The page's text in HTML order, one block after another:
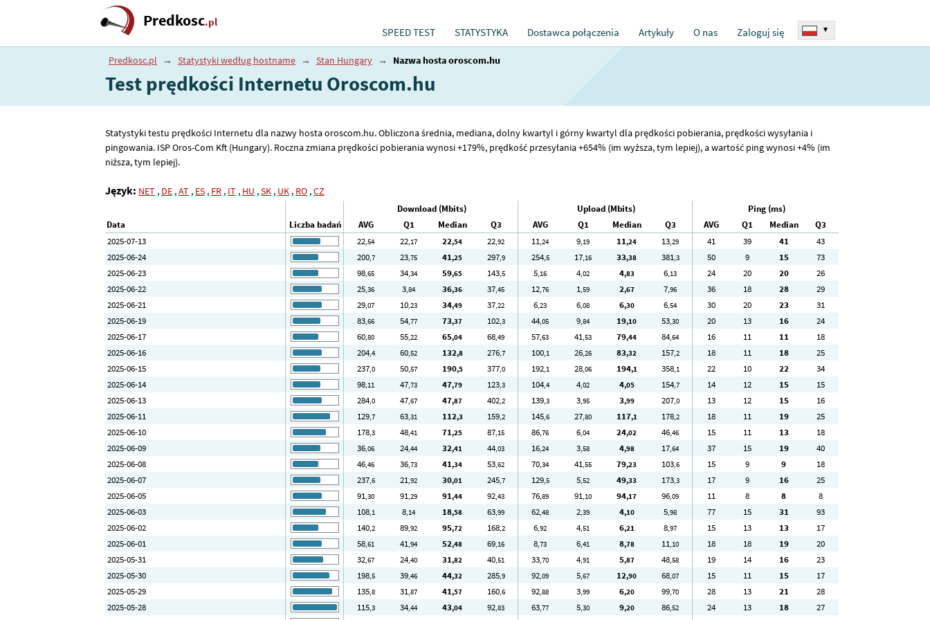
Predkosc.pl
SPEED TEST STATYSTYKA Dostawca połączenia Artykuły O nas Zaloguj się ▾
Predkosc.pl → Statystyki według hostname → Stan Hungary → Nazwa hosta oroscom.hu
Test prędkości Internetu Oroscom.hu
Statystyki testu prędkości Internetu dla nazwy hosta oroscom.hu. Obliczona średnia, mediana, dolny kwartyl i górny kwartyl dla prędkości pobierania, prędkości wysyłania i
pingowania. ISP Oros-Com Kft (Hungary). Roczna zmiana prędkości pobierania wynosi +179%, prędkość przesyłania +654% (im wyższa, tym lepiej), a wartość ping wynosi +4% (im
niższa, tym lepiej).
Język: NET , DE ,AT , ES , FR , IT , HU ,SK , UK , RO ,CZ
Download (Mbits) Upload (Mbits)
Ping (ms)
Data
Liczba badań AVG Q1 Median Q3 AVG Q1 Median Q3 AVG Q1 Median
Q3
2025-07-13
22,54 22,17 22,54 22,92 11,24 9,19 11,24 13,29 41 39 41
43
2025-06-24
200,7 23,75 41,25 297,9 254,5 17,16 33,38 381,3 50 9 15
73
2025-06-23
98,65 34,34 59,65 143,5 5,16 4,02 4,83 6,13 24 20 20
26
2025-06-22
25,36 3,84 36,36 37,45 12,76 1,59 2,67 7,96 36 18 28
29
2025-06-21
29,07 10,23 34,49 37,22 6,23 6,08 6,30 6,54 30 20 23
31
2025-06-19
83,66 54,77 73,37 102,3 44,05 9,84 19,10 53,30 20 13 16
24
2025-06-17
60,80 55,22 65,04 68,49 57,63 41,53 79,44 84,64 16 11 11
18
2025-06-16
204,4 60,52 132,8 276,7 100,1 26,26 83,32 157,2 18 11 18
25
2025-06-15
237,0 50,57 190,5 377,0 192,1 28,06 194,1 358,1 22 10 22
34
2025-06-14
98,11 47,73 47,79 123,3 104,4 4,02 4,05 154,7 14 12 15
15
2025-06-13
284,0 47,67 47,87 402,2 139,3 3,95 3,99 207,0 13 12 15
16
2025-06-11
129,7 63,31 112,3 159,2 145,6 27,80 117,1 178,2 18 11 19
25
2025-06-10
178,3 48,41 71,25 87,15 86,76 6,04 24,02 46,46 15 11 13
18
2025-06-09
36,06 24,44 32,41 44,03 16,24 3,58 4,98 17,64 37 15 19
40
2025-06-08
46,46 36,73 41,34 53,62 70,34 41,55 79,23 103,6 15 9 9
18
2025-06-07
237,6 21,92 30,01 245,7 129,5 5,52 49,33 173,3 17 9 16
25
2025-06-05
91,30 91,29 91,44 92,43 76,89 91,10 94,17 96,09 11 8 8
8
2025-06-03
108,1 8,14 18,58 63,99 62,48 2,39 4,10 5,98 77 15 31
93
2025-06-02
140,2 89,92 95,72 168,2 6,92 4,51 6,21 8,97 15 13 13
17
2025-06-01
58,61 41,94 52,48 69,16 8,73 6,41 8,78 11,10 18 18 19
20
2025-05-31
32,67 24,40 31,82 40,51 33,70 4,91 5,87 48,58 19 14 16
23
2025-05-30
198,5 39,46 44,32 285,9 92,09 5,67 12,90 68,07 15 11 15
17
2025-05-29
135,8 31,87 41,57 160,6 92,88 3,99 6,20 99,70 28 13 21
28
2025-05-28
115,3 34,44 43,04 92,83 63,77 5,30 9,20 86,52 24 13 18
27